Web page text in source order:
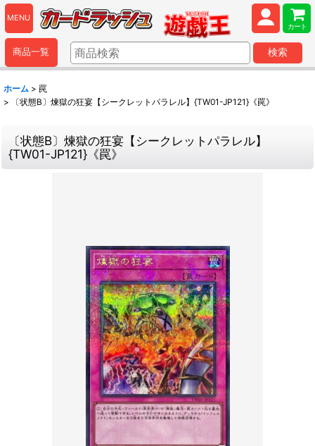
MENU
カート
商品一覧 検索
ホーム > 罠
>
〔状態B〕煉獄の狂宴【シークレットパラレル】{TW01-JP121}《罠》
〔状態B〕煉獄の狂宴【シークレットパラレル】
{TW01-JP121}《罠》